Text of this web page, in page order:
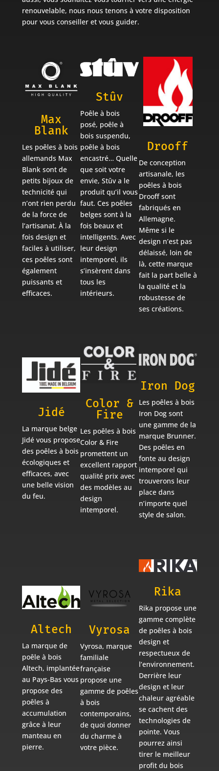
renouvelable, nous nous tenons à votre disposition
pour vous conseiller et vous guider.
Max
Blank
Les poêles à bois
allemands Max
Blank sont de
petits bijoux de
technicité qui
n’ont rien perdu
de la force de
l’artisanat. À la
fois design et
faciles à utiliser,
ces poêles sont
également
puissants et
efficaces.
Stûv
Poêle à bois
posé, poêle à
bois suspendu,
poêle à bois
encastré… Quelle
que soit votre
envie, Stûv a le
produit qu’il vous
faut. Ces poêles
belges sont à la
fois beaux et
intelligents. Avec
leur design
intemporel, ils
s’insèrent dans
tous les
intérieurs.
Drooff
De conception
artisanale, les
poêles à bois
Drooff sont
fabriqués en
Allemagne.
Même si le
design n’est pas
délaissé, loin de
là, cette marque
fait la part belle à
la qualité et la
robustesse de
ses créations.
Jidé
La marque belge
Jidé vous propose
des poêles à bois
écologiques et
efficaces, avec
une belle vision
du feu.
Color &
Fire
Les poêles à bois
Color & Fire
promettent un
excellent rapport
qualité prix avec
des modèles au
design
intemporel.
Iron Dog
Les poêles à bois
Iron Dog sont
une gamme de la
marque Brunner.
Des poêles en
fonte au design
intemporel qui
trouverons leur
place dans
n’importe quel
style de salon.
Altech
La marque de
poêle à bois
Altech, implantée
au Pays-Bas vous
propose des
poêles à
accumulation
grâce à leur
manteau en
pierre.
Vyrosa
Vyrosa, marque
familiale
française
propose une
gamme de poêles
à bois
contemporains,
de quoi donner
du charme à
votre pièce.
Rika
Rika propose une
gamme complète
de poêles à bois
design et
respectueux de
l’environnement.
Derrière leur
design et leur
chaleur agréable
se cachent des
technologies de
pointe. Vous
pourrez ainsi
tirer le meilleur
profit du bois